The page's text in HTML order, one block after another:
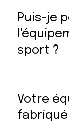
Puis-je
sport ?
Votre